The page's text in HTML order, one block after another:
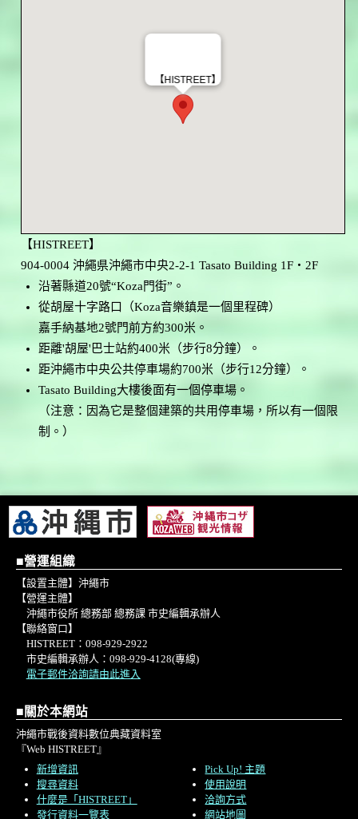
【HISTREET】
【HISTREET】
904-0004 沖繩県沖繩市中央2-2-1 Tasato Building 1F・2F
沿著縣道20號“Koza門街”。
從胡屋十字路口（Koza音樂鎮是一個里程碑）
嘉手納基地2號門前方約300米。
距離'胡屋'巴士站約400米（步行8分鐘）。
距沖繩市中央公共停車場約700米（步行12分鐘）。
Tasato Building大樓後面有一個停車場。
（注意：因為它是整個建築的共用停車場，所以有一個限
制。）
■營運組織
【設置主體】沖繩市
【營運主體】
沖繩市役所 總務部 總務課 市史編輯承辦人
【聯絡窗口】
HISTREET：098-929-2922
市史編輯承辦人：098-929-4128(專線)
電子郵件洽詢請由此進入
■關於本網站
沖繩市戰後資料數位典藏資料室
『Web HISTREET』
新增資訊
搜尋資料
什麼是「HISTREET」
發行資料一覽表
Pick Up! 主題
使用說明
洽詢方式
網站地圖